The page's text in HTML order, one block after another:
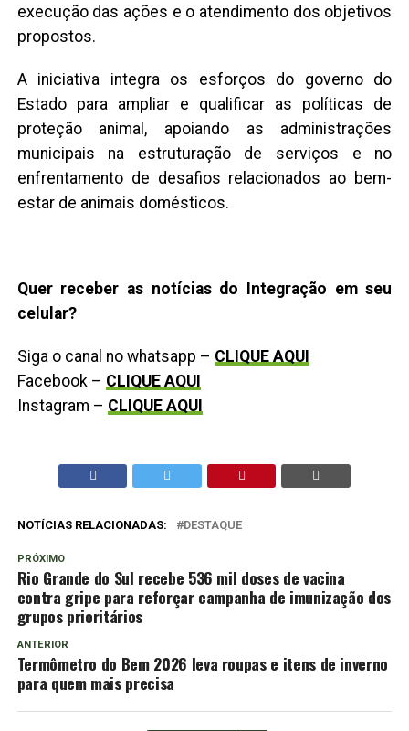
execução das ações e o atendimento dos objetivos
propostos.
A iniciativa integra os esforços do governo do
Estado para ampliar e qualificar as políticas de
proteção animal, apoiando as administrações
municipais na estruturação de serviços e no
enfrentamento de desafios relacionados ao bem-
estar de animais domésticos.
Quer receber as notícias do Integração em seu
celular?
Siga o canal no whatsapp – CLIQUE AQUI
Facebook – CLIQUE AQUI
Instagram – CLIQUE AQUI
NOTÍCIAS RELACIONADAS: DESTAQUE
PRÓXIMO
Rio Grande do Sul recebe 536 mil doses de vacina
contra gripe para reforçar campanha de imunização dos
grupos prioritários
ANTERIOR
Termômetro do Bem 2026 leva roupas e itens de inverno
para quem mais precisa